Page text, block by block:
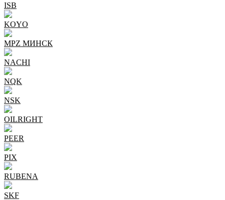
ISB
KOYO
MPZ МИНСК
NACHI
NQK
NSK
OILRIGHT
PEER
PIX
RUBENA
SKF